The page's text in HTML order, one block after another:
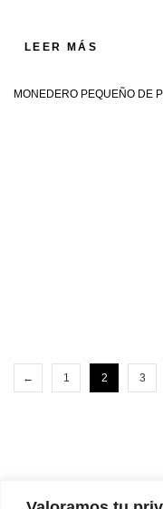
LEER MÁS
MONEDERO PEQUEÑO DE
← 1 2 3